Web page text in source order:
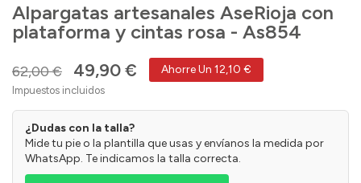
Alpargatas artesanales AseRioja con
plataforma y cintas rosa - As854
62,00 € 49,90 € Ahorre Un 12,10 €
Impuestos incluidos
¿Dudas con la talla?
Mide tu pie o la plantilla que usas y envíanos la medida por
WhatsApp. Te indicamos la talla correcta.